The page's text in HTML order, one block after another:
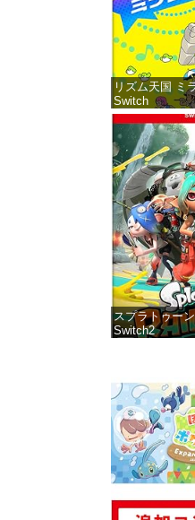
リズム天国 ミ
Switch
スプラトゥー
Switch2